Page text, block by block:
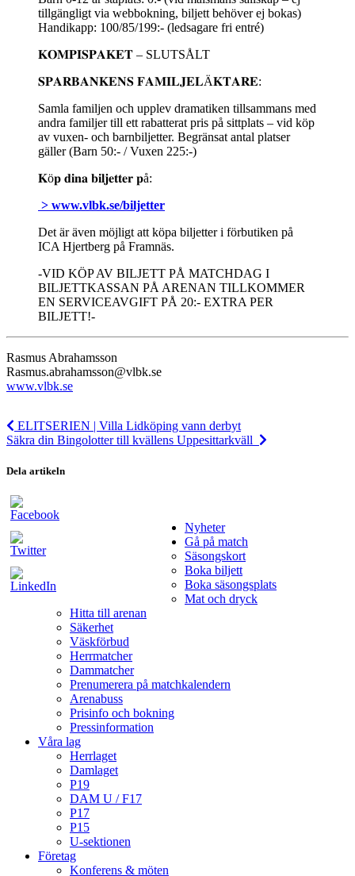
tillgängligt via webbokning, biljett behöver ej bokas)
Handikapp: 100/85/199:- (ledsagare fri entré)
𝐊𝐎𝐌𝐏𝐈𝐒𝐏𝐀𝐊𝐄𝐓 – SLUTSÅLT
𝐒𝐏𝐀𝐑𝐁𝐀𝐍𝐊𝐄𝐍𝐒 𝐅𝐀𝐌𝐈𝐋𝐉𝐄𝐋Ä𝐊𝐓𝐀𝐑𝐄:
Samla familjen och upplev dramatiken tillsammans med
andra familjer till ett rabatterat pris på sittplats – vid köp
av vuxen- och barnbiljetter. Begränsat antal platser
gäller (Barn 50:- / Vuxen 225:-)
𝐊ö𝐩 𝐝𝐢𝐧𝐚 𝐛𝐢𝐥𝐣𝐞𝐭𝐭𝐞𝐫 𝐩å:
> www.vlbk.se/biljetter
Det är även möjligt att köpa biljetter i förbutiken på
ICA Hjertberg på Framnäs.
-VID KÖP AV BILJETT PÅ MATCHDAG I
BILJETTKASSAN PÅ ARENAN TILLKOMMER
EN SERVICEAVGIFT PÅ 20:- EXTRA PER
BILJETT!-
Rasmus Abrahamsson
Rasmus.abrahamsson@vlbk.se
www.vlbk.se
ELITSERIEN | Villa Lidköping vann derbyt
Säkra din Bingolotter till kvällens Uppesittarkväll
Dela artikeln
Nyheter
Gå på match
Säsongskort
Boka biljett
Boka säsongsplats
Mat och dryck
Hitta till arenan
Säkerhet
Väskförbud
Herrmatcher
Dammatcher
Prenumerera på matchkalendern
Arenabuss
Prisinfo och bokning
Pressinformation
Våra lag
Herrlaget
Damlaget
P19
DAM U / F17
P17
P15
U-sektionen
Företag
Konferens & möten